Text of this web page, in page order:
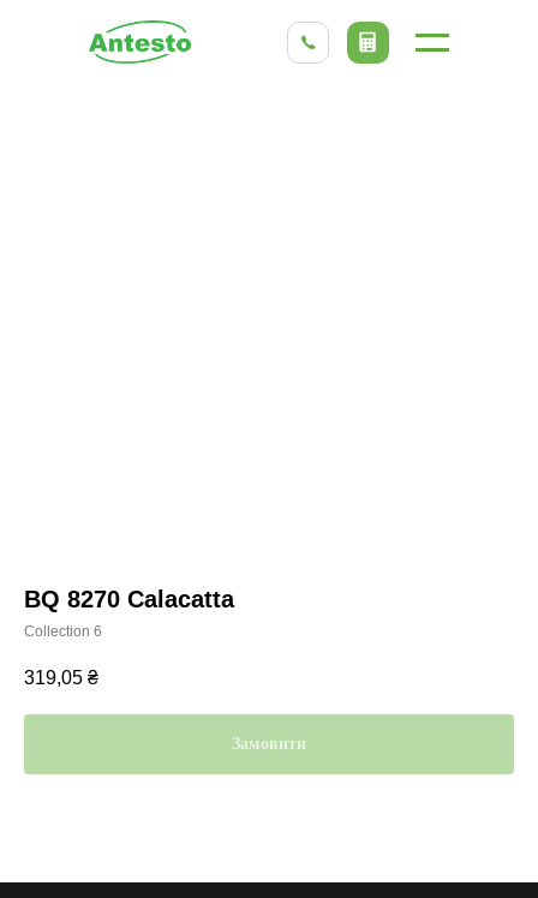
BQ 8270 Calacatta
Collection 6
319,05 ₴
Замовити